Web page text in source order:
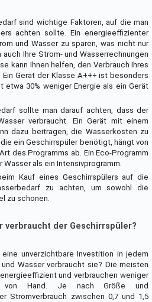
sind wichtige Faktoren, auf die man
achten sollte. Ein energieeffizienter
und Wasser zu sparen, was nicht nur
Ihre Strom- und Wasserrechnungen
kann Ihnen helfen, den Verbrauch Ihres
Gerät der Klasse A+++ ist besonders
30% weniger Energie als ein Gerät
sollte man darauf achten, dass der
verbraucht. Ein Gerät mit einem
dazu beitragen, die Wasserkosten zu
ein Geschirrspüler benötigt, hängt von
des Programms ab. Ein Eco-Programm
als ein Intensivprogramm.
Kauf eines Geschirrspülers auf die
zu achten, um sowohl die
zu schonen.
verbraucht der Geschirrspüler?
unverzichtbare Investition in jedem
Wasser verbraucht sie? Die meisten
und verbrauchen weniger
Hand. Je nach Größe und
Stromverbrauch zwischen 0,7 und 1,5